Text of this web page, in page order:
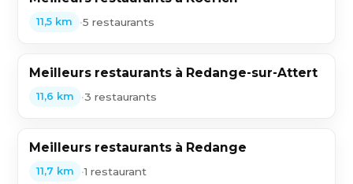
11,5 km •5 restaurants
Meilleurs restaurants à Redange-sur-Attert
11,6 km •3 restaurants
Meilleurs restaurants à Redange
11,7 km •1 restaurant